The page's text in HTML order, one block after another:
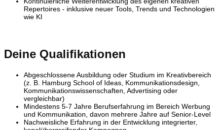
Repertoires - inklusive neuer Tools, Trends und Technologien
wie KI
Deine Qualifikationen
Abgeschlossene Ausbildung oder Studium im Kreativbereich
(z. B. Hamburg School of Ideas, Kommunikationsdesign,
Kommunikationswissenschaften, Advertising oder
vergleichbar)
Mindestens 5-7 Jahre Berufserfahrung im Bereich Werbung
und Kommunikation, davon mehrere Jahre auf Senior-Level
Nachweisliche Erfahrung in der Entwicklung integrierter,